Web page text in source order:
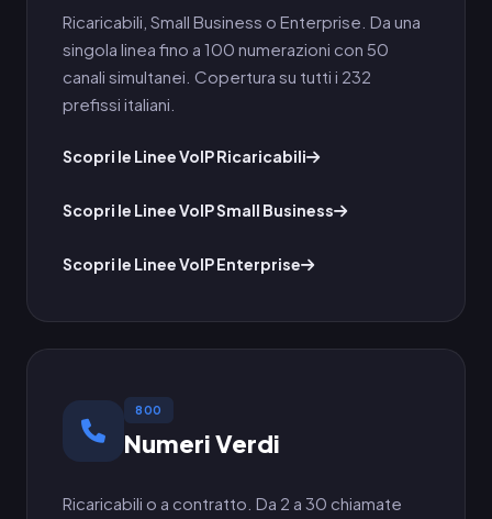
Ricaricabili, Small Business o Enterprise. Da una
singola linea fino a 100 numerazioni con 50
canali simultanei. Copertura su tutti i 232
prefissi italiani.
Scopri le Linee VoIP Ricaricabili
Scopri le Linee VoIP Small Business
Scopri le Linee VoIP Enterprise
800
Numeri Verdi
Ricaricabili o a contratto. Da 2 a 30 chiamate